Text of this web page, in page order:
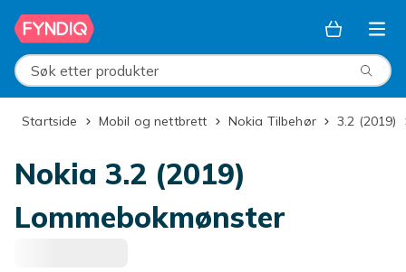
Hopp til hovedinnhold
Søk etter produkter
Startside Mobil og nettbrett Nokia Tilbehør 3.2 (2019)
Nokia 3.2 (2019)
Lommebokmønster